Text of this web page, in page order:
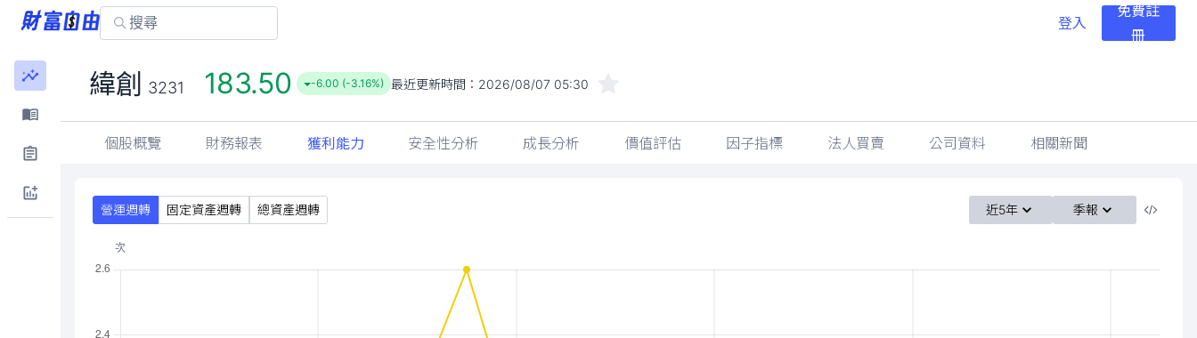
登入
免費註
冊
緯創 3231 183.50 -6.00 (-3.16%) 最近更新時間： 2026/08/07 05:30
個股概覽 財務報表 獲利能力 安全性分析 成長分析 價值評估 因子指標 法人買賣 公司資料 相關新聞
營運週轉 固定資產週轉 總資產週轉 近5年 季報